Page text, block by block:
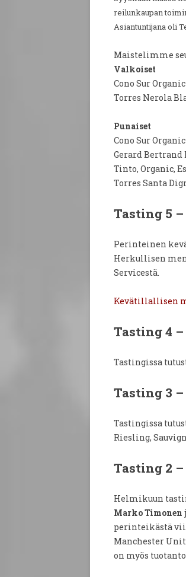
reilunkaupan
Asiantuntijana oli
Maistelimme
Valkoiset
Cono Sur
Torres Nerola
Punaiset
Cono Sur
Gerard Bertrand
Tinto, Organic,
Torres Santa
Tasting 5
Perinteinen
Herkullisen
Servicestä.
Kevätillallisen
Tasting 4 –
Tastingissa
Tasting 3 –
Tastingissa
Riesling,
Tasting 2 –
Helmikuun
Marko Timonen
perinteikästä
Manchester
on myös